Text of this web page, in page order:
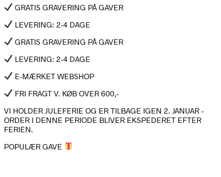
GRATIS GRAVERING PÅ GAVER
LEVERING: 2-4 DAGE
GRATIS GRAVERING PÅ GAVER
LEVERING: 2-4 DAGE
E-MÆRKET WEBSHOP
FRI FRAGT V. KØB OVER 600,-
VI HOLDER JULEFERIE OG ER TILBAGE IGEN 2. JANUAR -
ORDER I DENNE PERIODE BLIVER EKSPEDERET EFTER
FERIEN.
POPULÆR GAVE